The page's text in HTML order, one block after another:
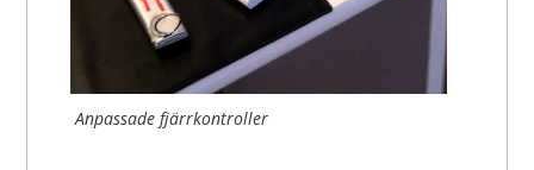
Anpassade fjärrkontroller